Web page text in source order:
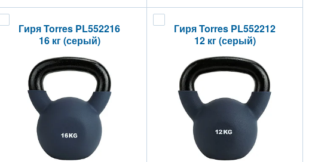
Гиря Torres PL552216
16 кг (серый)
Гиря Torres PL552212
12 кг (серый)